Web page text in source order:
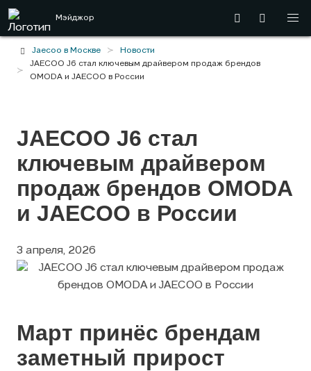
Мэйджор
Jaecoo в Москве
Новости
JAECOO J6 стал ключевым драйвером продаж брендов
OMODA и JAECOO в России
JAECOO J6 стал
ключевым драйвером
продаж брендов OMODA
и JAECOO в России
3 апреля, 2026
Март принёс брендам
заметный прирост